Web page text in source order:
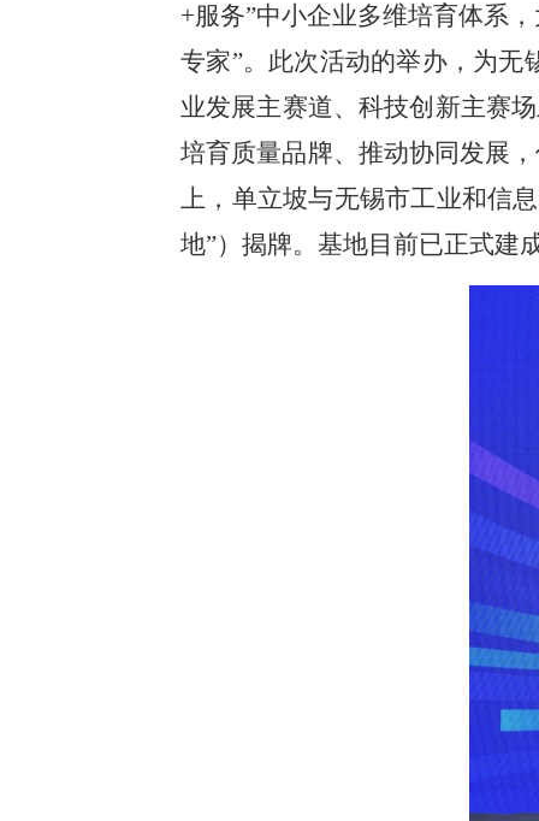
+服务”中小企业多维培育体系
专家”。此次活动的举办，为
业发展主赛道、科技创新主赛
培育质量品牌、推动协同发展
上，单立坡与无锡市工业和信
地”）揭牌。基地目前已正式建